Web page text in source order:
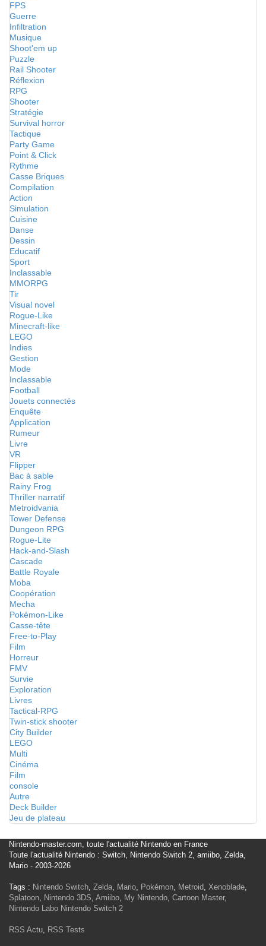
FPS
Guerre
Infiltration
Musique
Shoot'em up
Puzzle
Rail Shooter
Réflexion
RPG
Shooter
Stratégie
Survival horror
Tactique
Party Game
Point & Click
Rythme
Casse Briques
Compilation
Action
Simulation
Cuisine
Danse
Dessin
Educatif
Sport
Inclassable
MMORPG
Tir
Visual novel
Rogue-Like
Minecraft-like
LEGO
Indies
Gestion
Mode
Inclassable
Football
Jouets connectés
Enquête
Application
Rumeur
Livre
VR
Flipper
Bac à sable
Rainy Frog
Thriller narratif
Metroidvania
Tower Defense
Dungeon RPG
Rogue-Lite
Hack-and-Slash
Cascade
Battle Royale
Moba
Coopération
Mecha
Pokémon-Like
Casse-tête
Free-to-Play
Film
Horreur
FMV
Survie
Exploration
Livres
Tactical-RPG
Twin-stick shooter
City Builder
LEGO
Multi
Cinéma
Film
console
Autre
Deck Builder
Jeu de plateau
Nintendo-master.com, toute l'actualité Nintendo en France
Toute l'actualité Nintendo : Switch, Nintendo Switch 2, amiibo, Zelda,
Mario - 2003-2026
Tags : Nintendo Switch, Zelda, Mario, Pokémon, Metroid, Xenoblade,
Splatoon, Nintendo 3DS, Amiibo, My Nintendo, Cartoon Master,
Nintendo Labo Nintendo Switch 2
RSS Actu, RSS Tests